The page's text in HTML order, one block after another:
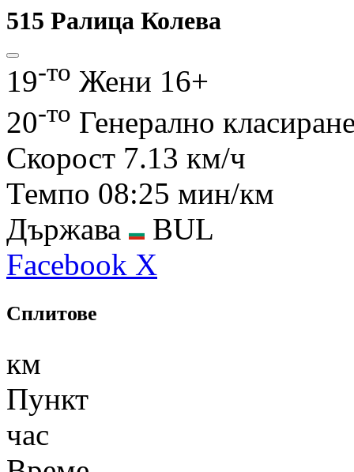
515 Ралица Колева
19-то Жени 16+
20-то Генерално
Скорост 7.13 км/ч
Темпо 08:25 мин/км
Държава
BUL
Facebook X
Сплитове
км
Пункт
час